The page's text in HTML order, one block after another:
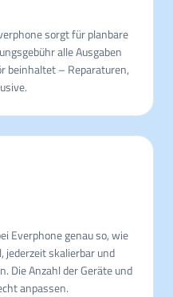
sorgt für planbare
alle Ausgaben
beinhaltet – Reparaturen,
Everphone genau so, wie
jederzeit skalierbar und
Die Anzahl der Geräte und
anpassen.